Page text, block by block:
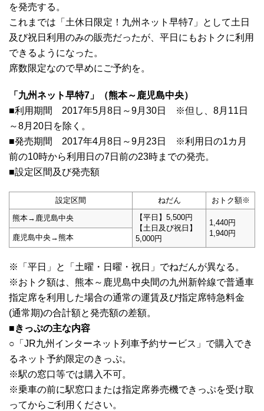
を発売する。
これまでは「土休日限定！九州ネット早特7」として土日
及び祝日利用のみの販売だったが、平日にもおトクに利用
できるようになった。
席数限定なので早めにご予約を。
「九州ネット早特7」（熊本～鹿児島中央）
■利用期間 2017年5月8日～9月30日 ※但し、8月11日
～8月20日を除く。
■発売期間 2017年4月8日～9月23日 ※利用日の1カ月
前の10時から利用日の7日前の23時までの発売。
■設定区間及び発売額
設定区間 ねだん
おトク額※
熊本→鹿児島中央
【平日】5,500円
【土日及び祝日】
5,000円
1,440円
1,940円
鹿児島中央→熊本
※「平日」と「土曜・日曜・祝日」でねだんが異なる。
※おトク額は、熊本～鹿児島中央間の九州新幹線で普通車
指定席を利用した場合の通常の運賃及び指定席特急料金
(通常期)の合計額と発売額の差額。
■きっぷの主な内容
○「JR九州インターネット列車予約サービス」で購入でき
るネット予約限定のきっぷ。
※駅の窓口等では購入不可。
※乗車の前に駅窓口または指定席券売機できっぷを受け取
ってからご利用ください。